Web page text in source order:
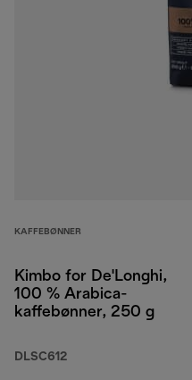
KAFFEBØNNER
Kimbo for De'Longhi,
100 % Arabica-
kaffebønner, 250 g
DLSC612